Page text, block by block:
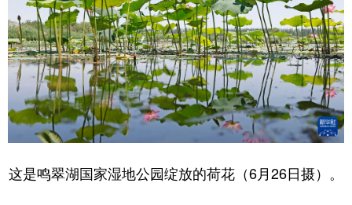
这是鸣翠湖国家湿地公园绽放的荷花（6月26日摄）。